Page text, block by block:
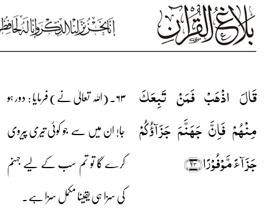
قَالَ اذۡہَبۡ فَمَنۡ تَبِعَکَ
مِنۡہُمۡ فَاِنَّ جَہَنَّمَ جَزَآؤُکُمۡ
جَزَآءً مَّوۡفُوۡرًا﴿۶۳﴾
۶۳۔ (اللہ تعالیٰ نے) فرمایا : دور ہو
جا! ان میں سے جو کوئی تیری پیروی
کرے گا تو تم سب کے لیے جہنم
کی سزا ہی یقینا مکمل سزا ہے۔